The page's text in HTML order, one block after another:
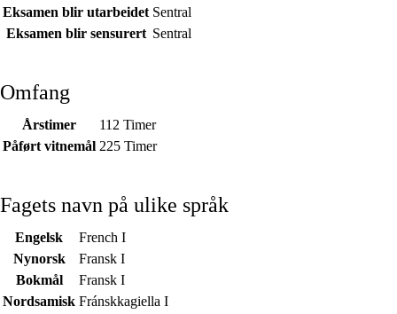
Eksamen blir utarbeidet Sentral
Eksamen blir sensurert Sentral
Omfang
Årstimer
112 Timer
Påført vitnemål 225 Timer
Fagets navn på ulike språk
Engelsk
French I
Nynorsk
Fransk I
Bokmål
Fransk I
Nordsamisk Fránskkagiella I